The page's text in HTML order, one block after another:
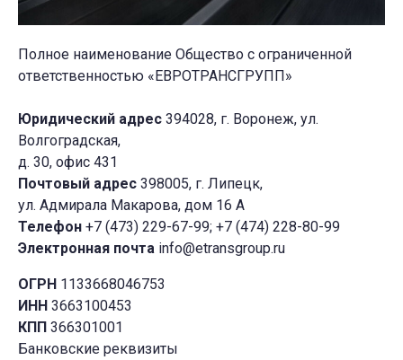
Полное наименование Общество с ограниченной
ответственностью «ЕВРОТРАНСГРУПП»
Юридический адрес 394028, г. Воронеж, ул.
Волгоградская,
д. 30, офис 431
Почтовый адрес 398005, г. Липецк,
ул. Адмирала Макарова, дом 16 А
Телефон +7 (473) 229-67-99; +7 (474) 228-80-99
Электронная почта info@etransgroup.ru
ОГРН 1133668046753
ИНН 3663100453
КПП 366301001
Банковские реквизиты